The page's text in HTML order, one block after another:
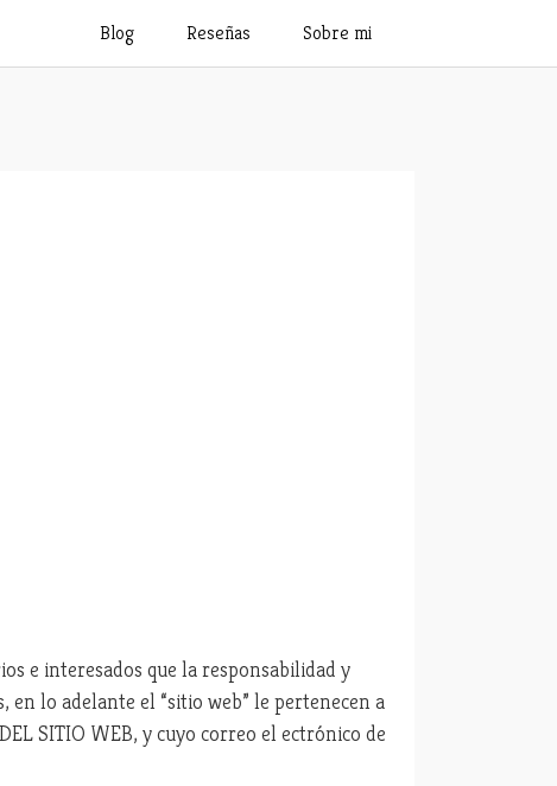
Blog Reseñas Sobre mi
e interesados que la responsabilidad y
lo adelante el “sitio web” le pertenecen a
SITIO WEB, y cuyo correo el ectrónico de